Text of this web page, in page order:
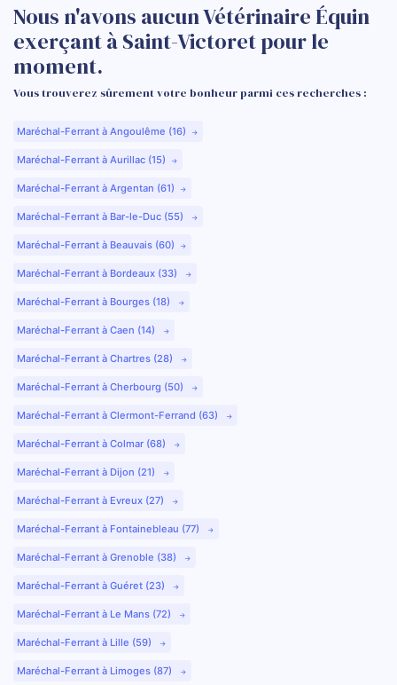
Nous n'avons aucun Vétérinaire Équin
exerçant à Saint-Victoret pour le
moment.
Vous trouverez sûrement votre bonheur parmi ces recherches :
Maréchal-Ferrant à Angoulême (16)
Maréchal-Ferrant à Aurillac (15)
Maréchal-Ferrant à Argentan (61)
Maréchal-Ferrant à Bar-le-Duc (55)
Maréchal-Ferrant à Beauvais (60)
Maréchal-Ferrant à Bordeaux (33)
Maréchal-Ferrant à Bourges (18)
Maréchal-Ferrant à Caen (14)
Maréchal-Ferrant à Chartres (28)
Maréchal-Ferrant à Cherbourg (50)
Maréchal-Ferrant à Clermont-Ferrand (63)
Maréchal-Ferrant à Colmar (68)
Maréchal-Ferrant à Dijon (21)
Maréchal-Ferrant à Evreux (27)
Maréchal-Ferrant à Fontainebleau (77)
Maréchal-Ferrant à Grenoble (38)
Maréchal-Ferrant à Guéret (23)
Maréchal-Ferrant à Le Mans (72)
Maréchal-Ferrant à Lille (59)
Maréchal-Ferrant à Limoges (87)